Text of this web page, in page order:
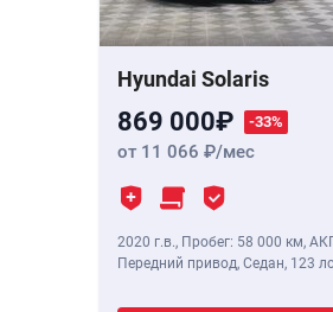
Hyundai Solaris
869 000 -33%
от 11 066 /мес
2020 г.в., Пробег: 58 000 км,
Передний привод, Седан, 123 лс